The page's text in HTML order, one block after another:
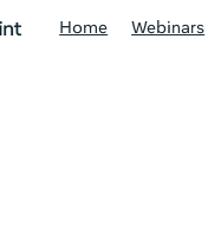
Home Webinars